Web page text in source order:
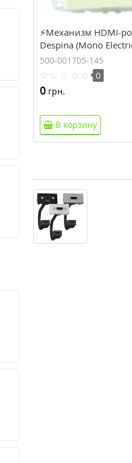
⚡Механизм HDMI-
Despina (Mono
панелью
500-001705-145
0
0грн.
В корзину